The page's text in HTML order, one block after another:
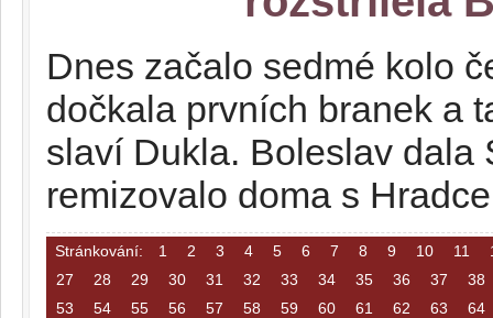
Dnes začalo sedmé kolo
dočkala prvních branek a
slaví Dukla. Boleslav dala
remizovalo doma s
Stránkování: 1 2 3 4 5 6 7 8 9 10 11
27
28 29 30 31 32 33 34 35 36 37
38
53
54 55 56 57 58 59 60 61 62 63 64